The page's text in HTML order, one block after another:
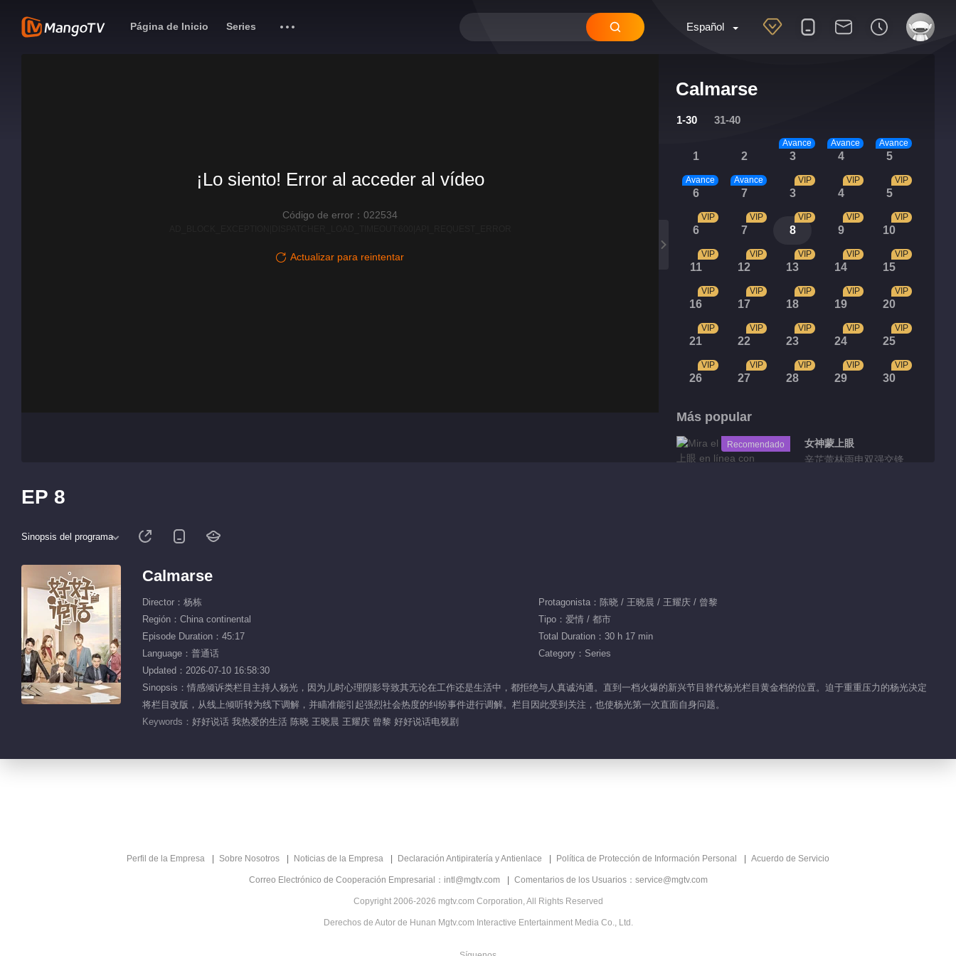
Español
Página de Inicio Series
Calmarse
1-30 31-40
1 2 3
Avance
4
Avance
5
Avance
6
Avance
7
Avance
3
VIP
4
VIP
5
VIP
6
VIP
7
VIP
8
VIP
9
VIP
10
VIP
11
VIP
12
VIP
13
VIP
14
VIP
15
VIP
16
VIP
17
VIP
18
VIP
19
VIP
20
VIP
21
VIP
22
VIP
23
VIP
24
VIP
25
VIP
26
VIP
27
VIP
28
VIP
29
VIP
30
VIP
Más popular
Recomendado
女神蒙上眼
辛芷蕾林雨申双强交锋
¡Lo siento! Error al acceder al vídeo
Código de error：022534
Actualizar para reintentar
EP 8
Sinopsis del programa
Calmarse
Director：杨栋
Protagonista：陈晓 / 王晓晨 / 王耀庆 / 曾黎
Región：China continental
Tipo：爱情 / 都市
Episode Duration：45:17
Total Duration：30 h 17 min
Language：普通话
Category：Series
Updated：2026-07-10 16:58:30
Sinopsis：情感倾诉类栏目主持人杨光，因为儿时心理阴影导致其无论在工作还是生活中，都拒绝与人真诚沟通。直到一档火爆的新兴节目替代杨光栏目黄金档的位置。迫于重重压力的杨光决定
将栏目改版，从线上倾听转为线下调解，并瞄准能引起强烈社会热度的纠纷事件进行调解。栏目因此受到关注，也使杨光第一次直面自身问题。
Keywords： 好好说话 我热爱的生活 陈晓 王晓晨 王耀庆 曾黎 好好说话电视剧
Perfil de la Empresa Sobre Nosotros Noticias de la Empresa Declaración Antipiratería y Antienlace Política de Protección de Información Personal Acuerdo de Servicio
Correo Electrónico de Cooperación Empresarial：intl@mgtv.com Comentarios de los Usuarios：service@mgtv.com
Copyright 2006-2026 mgtv.com Corporation, All Rights Reserved
Derechos de Autor de Hunan Mgtv.com Interactive Entertainment Media Co., Ltd.